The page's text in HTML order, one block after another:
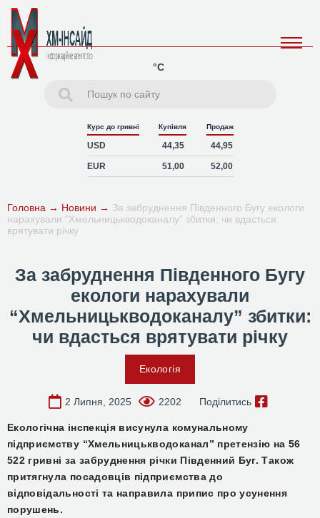
°C
Курс до гривні Купівля Продаж
USD 44,35 44,95
EUR 51,00 52,00
Головна → Новини → За забруднення Південного Бугу екологи
нарахували “Хмельницькводоканалу” збитки: чи вдасться
врятувати річку
За забруднення Південного Бугу
екологи нарахували
“Хмельницькводоканалу” збитки:
чи вдасться врятувати річку
Екологія
2 Липня, 2025 2202 Поділитись
Екологічна інспекція висунула комунальному
підприємству “Хмельницькводоканал” претензію на 56
522 гривні за забруднення річки Південний Буг. Також
притягнула посадовців підприємства до
відповідальності та направила припис про усунення
порушень.